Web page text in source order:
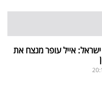
ישראל: אייל עופר מנצח את